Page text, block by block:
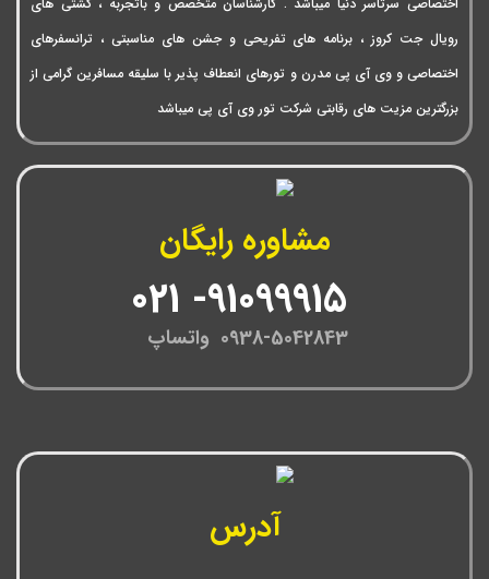
رویال جت کروز ، برنامه های تفریحی و جشن های مناسبتی ، ترانسفرهای
اختصاصی و وی آی پی مدرن و تورهای انعطاف پذیر با سلیقه مسافرین گرامی از
بزرگترین مزیت های رقابتی شرکت تور وی آی پی میباشد
مشاوره رایگان
0938-5042843 واتساپ
آدرس